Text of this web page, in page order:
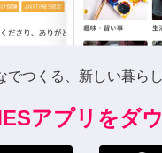
でつくる、新しい暮らし
アプリをダ